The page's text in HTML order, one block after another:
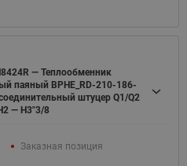
— Теплообменник
паяный BPHE_RD-210-186-
штуцер Q1/Q2
— H3"3/8
Заказная позиция